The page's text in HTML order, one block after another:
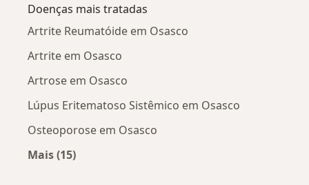
Doenças mais tratadas
Artrite Reumatóide em Osasco
Artrite em Osasco
Artrose em Osasco
Lúpus Eritematoso Sistêmico em Osasco
Osteoporose em Osasco
Mais (15)